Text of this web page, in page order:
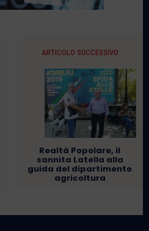
ARTICOLO SUCCESSIVO
Realtà Popolare, il
sannita Latella alla
guida del dipartimento
agricoltura